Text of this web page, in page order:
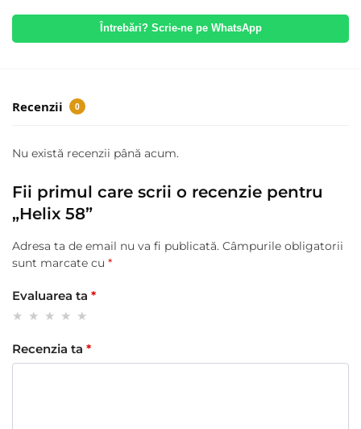
Întrebări? Scrie-ne pe WhatsApp
Recenzii 0
Nu există recenzii până acum.
Fii primul care scrii o recenzie pentru
„Helix 58”
Adresa ta de email nu va fi publicată. Câmpurile obligatorii
sunt marcate cu *
Evaluarea ta *
Recenzia ta *